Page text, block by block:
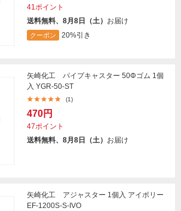
41ポイント
送料無料、8月8日（土） お届け
クーポン 20%引き
矢崎化工 パイプキャスター 50Φゴム 1個
入 YGR-50-ST
(1)
470円
47ポイント
送料無料、8月8日（土） お届け
矢崎化工 アジャスター 1個入 アイボリー
EF-1200S-S-IVO